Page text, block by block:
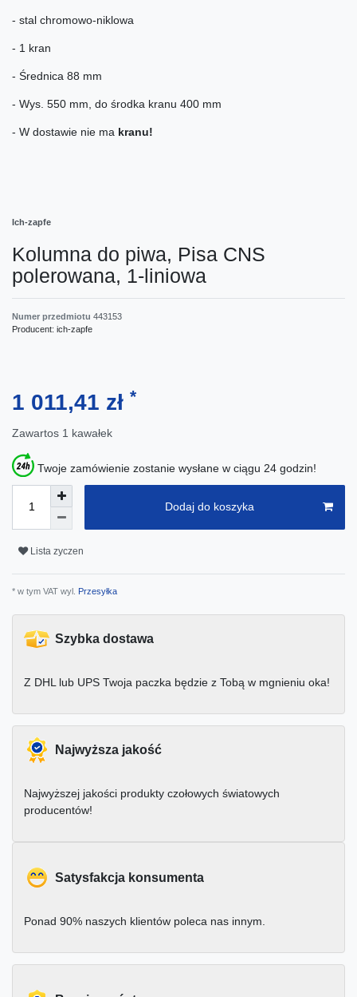
- stal chromowo-niklowa
- 1 kran
- Średnica 88 mm
- Wys. 550 mm, do środka kranu 400 mm
- W dostawie nie ma kranu!
Ich-zapfe
Kolumna do piwa, Pisa CNS
polerowana, 1-liniowa
Numer przedmiotu 443153
Producent: ich-zapfe
1 011,41 zł *
Zawartos 1 kawałek
Twoje zamówienie zostanie wysłane w ciągu 24 godzin!
Dodaj do koszyka
Lista zyczen
* w tym VAT wyl. Przesyłka
Szybka dostawa
Z DHL lub UPS Twoja paczka będzie z Tobą w mgnieniu oka!
Najwyższa jakość
Najwyższej jakości produkty czołowych światowych
producentów!
Satysfakcja konsumenta
Ponad 90% naszych klientów poleca nas innym.